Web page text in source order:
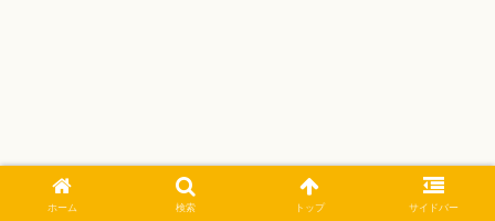
ホーム 検索 トップ サイドバー